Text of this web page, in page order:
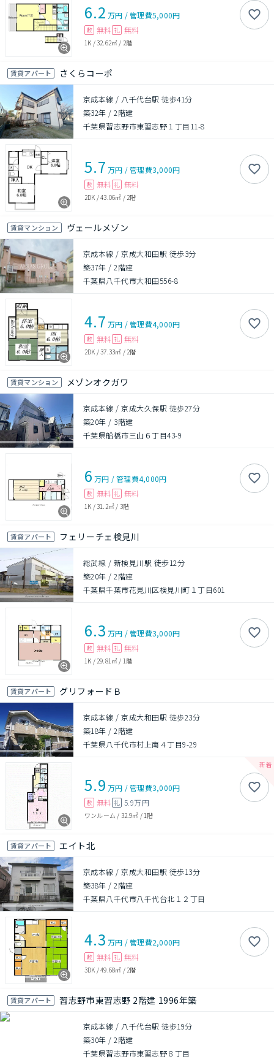
6.2 万円 /管理費5,000円
敷 無料 礼 無料
1K /32.62㎡ / 2階
賃貸アパート さくらコーポ
京成本線 / 八千代台駅 徒歩41分
築32年 /2階建
千葉県習志野市東習志野１丁目11-8
5.7 万円 /管理費3,000円
敷 無料 礼 無料
2DK /43.06㎡ / 2階
賃貸マンション ヴェールメゾン
京成本線 / 京成大和田駅 徒歩3分
築37年 /2階建
千葉県八千代市大和田556-8
4.7 万円 /管理費4,000円
敷 無料 礼 無料
2DK /37.33㎡ / 2階
賃貸マンション メゾンオクガワ
京成本線 / 京成大久保駅 徒歩27分
築20年 / 3階建
千葉県船橋市三山６丁目43-9
6 万円 /管理費4,000円
敷 無料 礼 無料
1K /31.2㎡ / 3階
賃貸アパート フェリーチェ検見川
総武線 / 新検見川駅 徒歩12分
築20年 /2階建
千葉県千葉市花見川区検見川町１丁目601
6.3 万円 /管理費3,000円
敷 無料 礼 無料
1K / 29.81㎡ / 1階
賃貸アパート グリフォードＢ
京成本線 / 京成大和田駅 徒歩23分
築18年 /2階建
千葉県八千代市村上南４丁目9-29
5.9 万円 /管理費3,000円
敷 無料 礼 5.9万円
ワンルーム / 32.9㎡ / 1階
賃貸アパート エイト北
京成本線 / 京成大和田駅 徒歩13分
築38年 /2階建
千葉県八千代市八千代台北１２丁目
4.3 万円 /管理費2,000円
敷 無料 礼 無料
3DK /49.68㎡ / 2階
賃貸アパート 習志野市東習志野 2階建 1996年築
京成本線 / 八千代台駅 徒歩19分
築30年 /2階建
千葉県習志野市東習志野８丁目